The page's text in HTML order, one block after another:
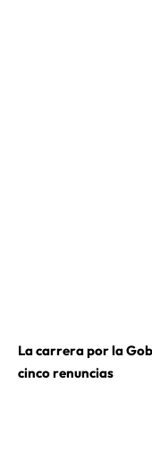
La carrera por la
cinco renuncias